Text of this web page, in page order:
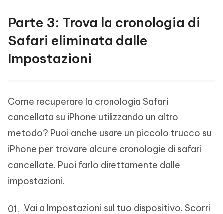
Parte 3: Trova la cronologia di
Safari eliminata dalle
Impostazioni
Come recuperare la cronologia Safari
cancellata su iPhone utilizzando un altro
metodo? Puoi anche usare un piccolo trucco su
iPhone per trovare alcune cronologie di safari
cancellate. Puoi farlo direttamente dalle
impostazioni.
Vai a Impostazioni sul tuo dispositivo. Scorri